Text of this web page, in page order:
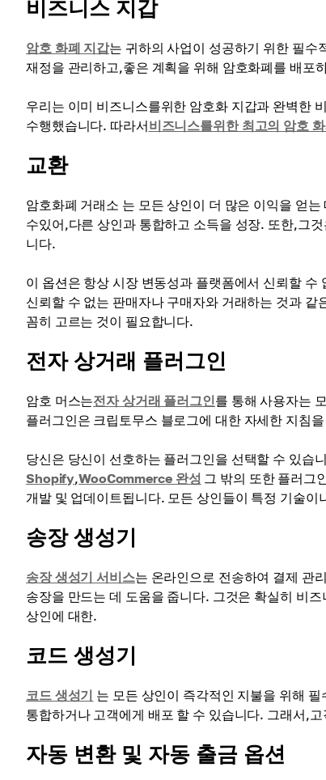
비즈니스 지갑
암호 화폐 지갑는 귀하의 사업이 성공하기 위한 필수
재정을 관리하고,좋은 계획을 위해 암호화폐를 배포
우리는 이미 비즈니스를위한 암호화 지갑과 완벽한
수행했습니다. 따라서비즈니스를위한 최고의 암호
교환
암호화폐 거래소 는 모든 상인이 더 많은 이익을 얻
수있어,다른 상인과 통합하고 소득을 성장. 또한,그
니다.
이 옵션은 항상 시장 변동성과 플랫폼에서 신뢰할
신뢰할 수 없는 판매자나 구매자와 거래하는 것과
꼼히 고르는 것이 필요합니다.
전자 상거래 플러그인
암호 머스는전자 상거래 플러그인를 통해 사용자는
플러그인은 크립토무스 블로그에 대한 자세한 지침
당신은 당신이 선호하는 플러그인을 선택할 수 있
Shopify,WooCommerce 완성 그 밖의 또한 플러그
개발 및 업데이트됩니다. 모든 상인들이 특정 기술
송장 생성기
송장 생성기 서비스는 온라인으로 전송하여 결제 관
송장을 만드는 데 도움을 줍니다. 그것은 확실히 비
상인에 대한.
코드 생성기
코드 생성기 는 모든 상인이 즉각적인 지불을 위해
통합하거나 고객에게 배포 할 수 있습니다. 그래서,
자동 변환 및 자동 출금 옵션